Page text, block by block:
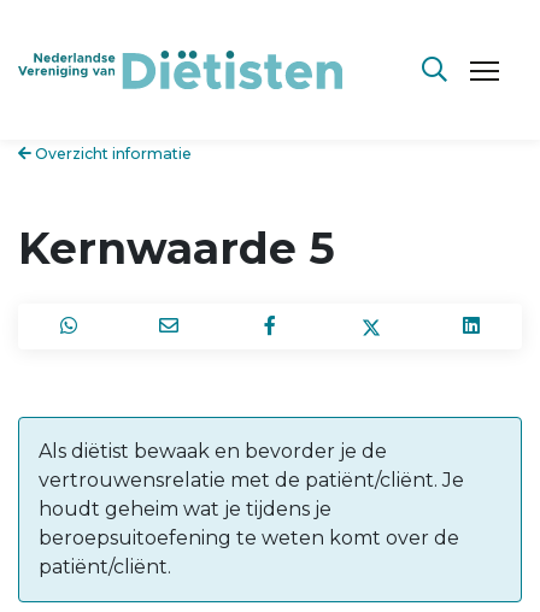
Overzicht informatie
Kernwaarde 5
Als diëtist bewaak en bevorder je de
vertrouwensrelatie met de patiënt/cliënt. Je
houdt geheim wat je tijdens je
beroepsuitoefening te weten komt over de
patiënt/cliënt.